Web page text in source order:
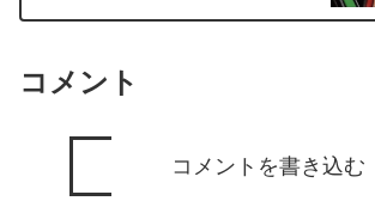
コメント
コメントを書き込む